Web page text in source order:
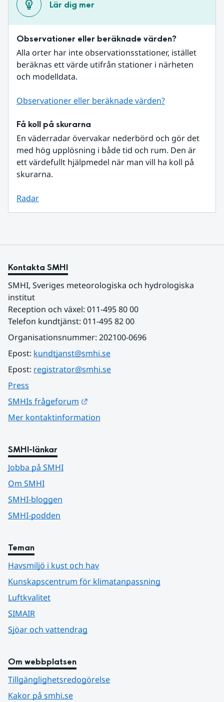
Lär dig mer
Observationer eller beräknade värden?
Alla orter har inte observationsstationer, istället
beräknas ett värde utifrån stationer i närheten
och modelldata.
Observationer eller beräknade värden?
Få koll på skurarna
En väderradar övervakar nederbörd och gör det
med hög upplösning i både tid och rum. Den är
ett värdefullt hjälpmedel när man vill ha koll på
skurarna.
Radar
Kontakta SMHI
SMHI, Sveriges meteorologiska och hydrologiska
institut
Reception och växel: 011-495 80 00
Telefon kundtjänst: 011-495 82 00
Organisationsnummer: 202100-0696
Epost: kundtjanst@smhi.se
Epost: registrator@smhi.se
Press
SMHIs frågeforum
Mer kontaktinformation
SMHI-länkar
Jobba på SMHI
Om SMHI
SMHI-bloggen
SMHI-podden
Teman
Havsmiljö i kust och hav
Kunskapscentrum för klimatanpassning
Luftkvalitet
SIMAIR
Sjöar och vattendrag
Om webbplatsen
Tillgänglighetsredogörelse
Kakor på smhi.se